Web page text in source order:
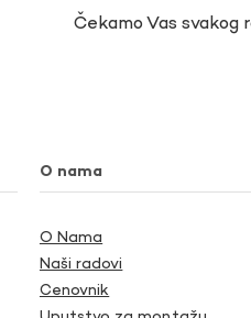
Čekamo Vas svakog
O nama
O Nama
Naši radovi
Cenovnik